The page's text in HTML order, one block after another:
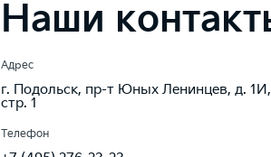
Наши
Адрес
г. Подольск, пр-т Юных Ленинцев, д. 1И,
стр. 1
Телефон